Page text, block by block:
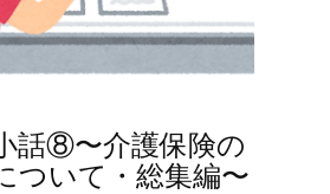
話⑧〜介護保険の
ついて・総集編〜